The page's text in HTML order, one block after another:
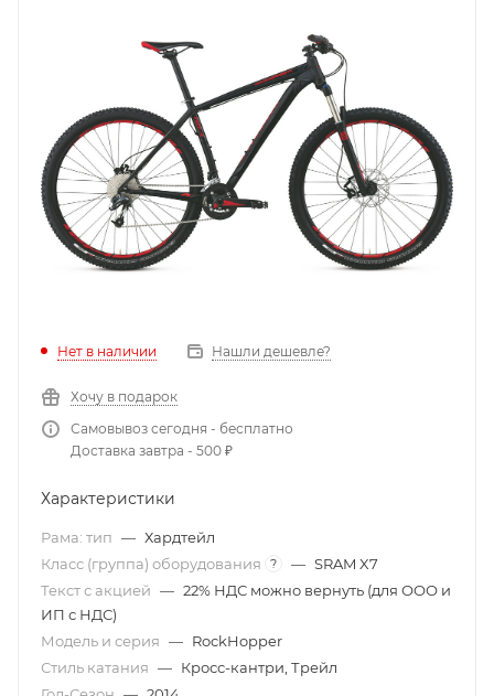
Нет в наличии Нашли дешевле?
Хочу в подарок
Самовывоз сегодня - бесплатно
Доставка завтра - 500 ₽
Характеристики
Рама: тип — Хардтейл
Класс (группа) оборудования
? — SRAM X7
Текст с акцией — 22% НДС можно вернуть (для ООО и
ИП с НДС)
Модель и серия — RockHopper
Стиль катания — Кросс-кантри, Трейл